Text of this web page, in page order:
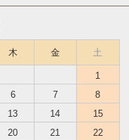
木 金 土
1
6 7
8
13 14
15
20 21
22